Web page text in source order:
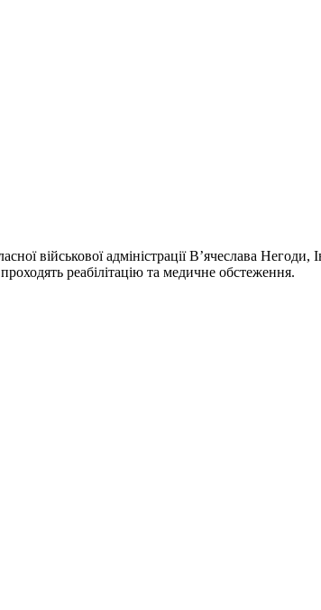
військової адміністрації В’ячеслава
реабілітацію та медичне обстеження.